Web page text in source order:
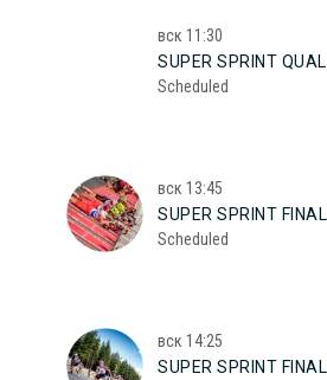
вск 11:30
SUPER SPRINT
Scheduled
вск 13:45
SUPER SPRINT
Scheduled
вск 14:25
SUPER SPRINT